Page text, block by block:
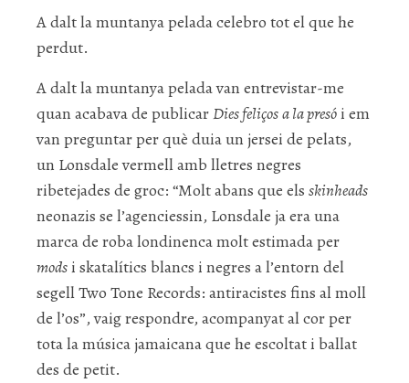
A dalt la muntanya pelada celebro tot el que he
perdut.
A dalt la muntanya pelada van entrevistar-me
quan acabava de publicarDies feliçosa la presói em
van preguntar per què duia un jersei de pelats,
un Lonsdale vermell amb lletres negres
ribetejades de groc: “Molt abans que els skinheads
neonazis se l’agenciessin, Lonsdale ja era una
marca de roba londinenca molt estimada per
modsi skatalítics blancs i negres a l’entorn del
segell Two Tone Records: antiracistes fins al moll
de l’os”, vaig respondre, acompanyat al cor per
tota la música jamaicana que he escoltat i ballat
des de petit.